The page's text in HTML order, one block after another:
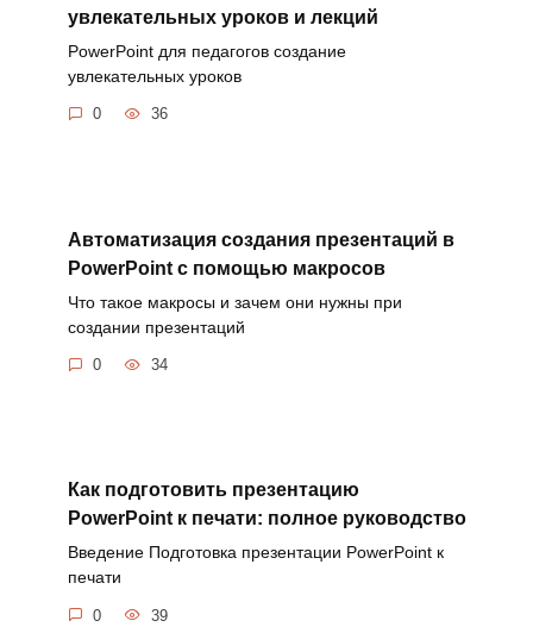
увлекательных уроков и лекций
PowerPoint для педагогов создание
увлекательных уроков
0 36
Автоматизация создания презентаций в
PowerPoint с помощью макросов
Что такое макросы и зачем они нужны при
создании презентаций
0 34
Как подготовить презентацию
PowerPoint к печати: полное руководство
Введение Подготовка презентации PowerPoint к
печати
0 39